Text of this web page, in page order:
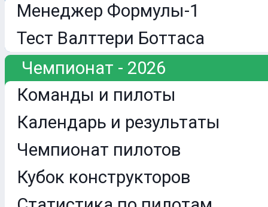
Менеджер Формулы-1
Тест Валттери Боттаса
Чемпионат - 2026
Команды и пилоты
Календарь и результаты
Чемпионат пилотов
Кубок конструкторов